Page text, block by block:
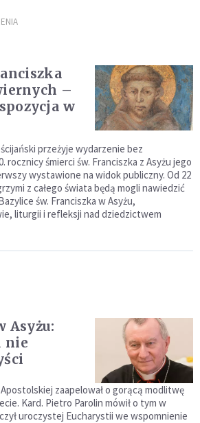
–
w
przeżyje wydarzenie bez
rocznicy śmierci św. Franciszka z Asyżu jego
wystawione na widok publiczny. Od 22
z całego świata będą mogli nawiedzić
św. Franciszka w Asyżu,
liturgii i refleksji nad dziedzictwem
Asyżu:
nie
zaapelował o gorącą modlitwę
Kard. Pietro Parolin mówił o tym w
uroczystej Eucharystii we wspomnienie